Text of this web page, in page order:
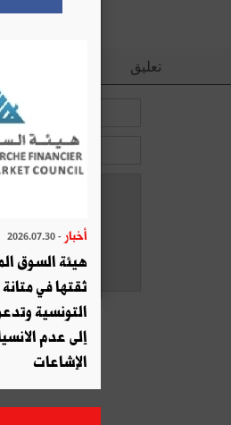
تعليق
أخبار - 2026.07.30
هيئة السوق
ثقتها في
التونسية
إلى عدم
الإشاعات